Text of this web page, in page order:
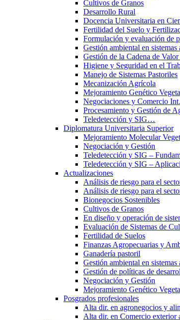
Cultivos de Granos
Desarrollo Rural
Docencia Universitaria en
Fertilidad del Suelo y
Formulación y evaluación de
Gestión ambiental en
Gestión de la Cadena de
Higiene y Seguridad en el
Manejo de Sistemas Pastoriles
Mecanización Agrícola
Mejoramiento Genético
Negociaciones y Comercio
Procesamiento y Gestión de
Teledetección y SIG…
Diplomatura Universitaria Superior
Mejoramiento Molecular
Negociación y Gestión
Teledetección y SIG –
Teledetección y SIG –
Actualizaciones
Análisis de riesgo para el
Análisis de riesgo para el
Bionegocios Sostenibles
Cultivos de Granos
En diseño y operación de
Evaluación de Sistemas de
Fertilidad de Suelos
Finanzas Agropecuarias y
Ganadería pastoril
Gestión ambiental en
Gestión de políticas de
Negociación y Gestión
Mejoramiento Genético
Posgrados profesionales
Alta dir. en agronegocios y
Alta dir. en Comercio exterior